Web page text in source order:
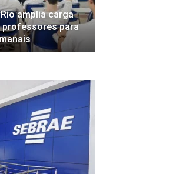
amplia carga
professores para